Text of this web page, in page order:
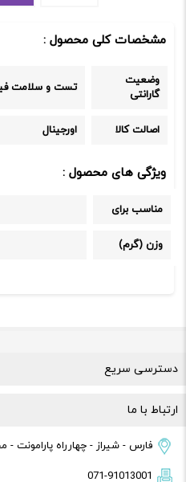
مشخصات کلی محصول :
وضعیت
گارانتی
تست و سلامت
اصالت کالا اورجینال
ویژگی های محصول :
مناسب برای
وزن (گرم)
دسترسی سریع
درباره ما
راهنمای خرید
قوانین و مقررات
تماس با ما
ارتباط با ما
فارس - شیراز - چهارراه پارامونت -